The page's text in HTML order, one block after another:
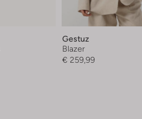
Gestuz
Blazer
€ 259,99